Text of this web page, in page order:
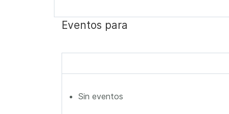
Eventos para
Sin eventos